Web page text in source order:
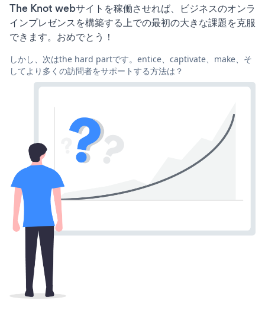
The Knot webサイトを稼働させれば、ビジネスのオンラ
インプレゼンスを構築する上での最初の大きな課題を克服
できます。おめでとう！
しかし、次はthe hard partです。entice、captivate、make、そ
してより多くの訪問者をサポートする方法は？